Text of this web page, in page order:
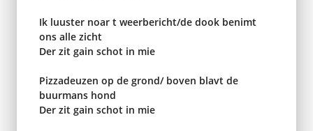
Ik luuster noar t weerbericht/de dook benimt
ons alle zicht
Der zit gain schot in mie
Pizzadeuzen op de grond/ boven blavt de
buurmans hond
Der zit gain schot in mie